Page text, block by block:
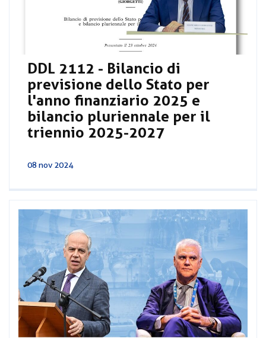
DDL 2112 - Bilancio di
previsione dello Stato per
l'anno finanziario 2025 e
bilancio pluriennale per il
triennio 2025-2027
08 nov 2024